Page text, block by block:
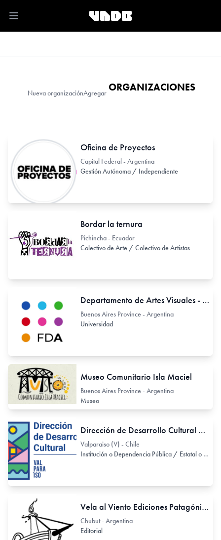
Open main menu
Nueva organizaciónAgregar ORGANIZACIONES
Oficina de Proyectos
Capital Federal - Argentina
Gestión Autónoma / Independiente
Bordar la ternura
Pichincha - Ecuador
Colectivo de Arte / Colectivo de Artistas
Departamento de Artes Visuales - Facultad de Artes, Universidad Nacional de La Plata (UNLP)
Buenos Aires Province - Argentina
Universidad
Museo Comunitario Isla Maciel
Buenos Aires Province - Argentina
Museo
Dirección de Desarrollo Cultural de la Municipalidad de Valparaíso - Chile
Valparaiso (V) - Chile
Institución o Dependencia Pública / Estatal o Provincial
Vela al Viento Ediciones Patagónicas
Chubut - Argentina
Editorial